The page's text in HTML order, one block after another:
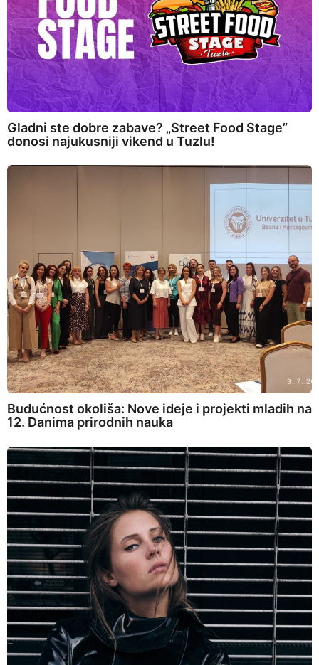
Gladni ste dobre zabave? „Street Food Stage”
donosi najukusniji vikend u Tuzlu!
Budućnost okoliša: Nove ideje i projekti mladih na
12. Danima prirodnih nauka